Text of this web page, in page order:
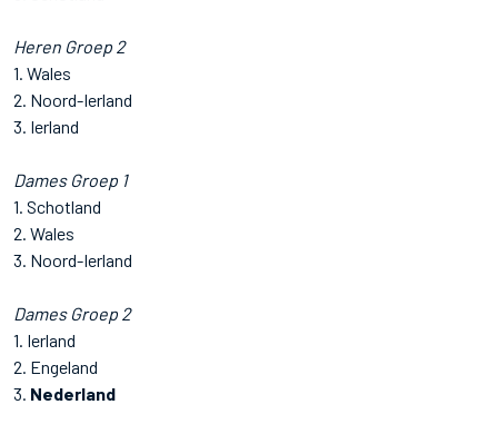
Heren Groep 2
1. Wales
2. Noord-Ierland
3. Ierland
Dames Groep 1
1. Schotland
2. Wales
3. Noord-Ierland
Dames Groep 2
1. Ierland
2. Engeland
3. Nederland